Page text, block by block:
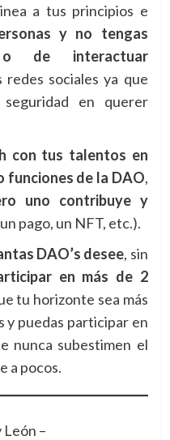
a tus principios e
y no tengas
de interactuar
redes sociales ya que
en querer
con tus talentos en
funciones de la DAO,
uno contribuye y
pago, un NFT, etc.).
DAO’s desee, sin
en más de 2
tu horizonte sea más
y puedas participar en
nunca subestimen el
a pocos.
–